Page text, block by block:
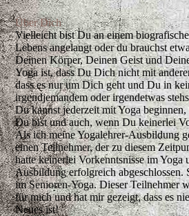
Über Dich
Vielleicht bist Du an einem
Lebens angelangt oder du brauchst
Deinen Körper, Deinen Geist und
Yoga ist, dass Du Dich nicht mit
dass es nur um Dich geht und Du in
irgendjemandem oder irgendetwas
Du kannst jederzeit mit Yoga
Du bist und auch, wenn Du keinerlei
Als ich meine Yogalehrer-Ausbildung
einen Teilnehmer, der zu diesem
hatte keinerlei Vorkenntsnisse im Yoga
Ausbildung erfolgreich abgeschlossen.
im Senioren-Yoga. Dieser Teilnehmer
für mich und hat mir gezeigt, dass es
Neues ist!